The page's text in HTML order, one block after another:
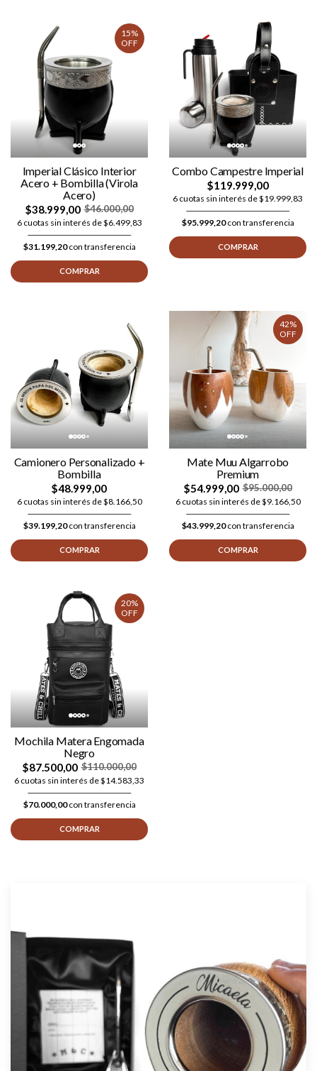
15%
OFF
Imperial Clásico Interior
Acero + Bombilla (Virola
Acero)
$38.999,00 $46.000,00
6 cuotas sin interés de $6.499,83
$31.199,20con transferencia
COMPRAR
Combo Campestre Imperial
$119.999,00
6 cuotas sin interés de $19.999,83
$95.999,20con transferencia
COMPRAR
Camionero Personalizado +
Bombilla
$48.999,00
6 cuotas sin interés de $8.166,50
$39.199,20con transferencia
COMPRAR
42%
OFF
Mate Muu Algarrobo
Premium
$54.999,00 $95.000,00
6 cuotas sin interés de $9.166,50
$43.999,20con transferencia
COMPRAR
20%
OFF
Mochila Matera Engomada
Negro
$87.500,00 $110.000,00
6 cuotas sin interés de $14.583,33
$70.000,00con transferencia
COMPRAR